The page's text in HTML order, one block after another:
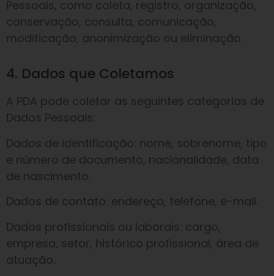
Pessoais, como coleta, registro, organização,
conservação, consulta, comunicação,
modificação, anonimização ou eliminação.
4. Dados que Coletamos
A PDA pode coletar as seguintes categorias de
Dados Pessoais:
Dados de identificação: nome, sobrenome, tipo
e número de documento, nacionalidade, data
de nascimento.
Dados de contato: endereço, telefone, e-mail.
Dados profissionais ou laborais: cargo,
empresa, setor, histórico profissional, área de
atuação.